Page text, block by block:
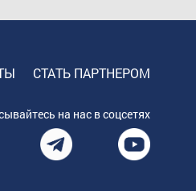
СТАТЬ ПАРТНЕРОМ
на нас в соцсетях